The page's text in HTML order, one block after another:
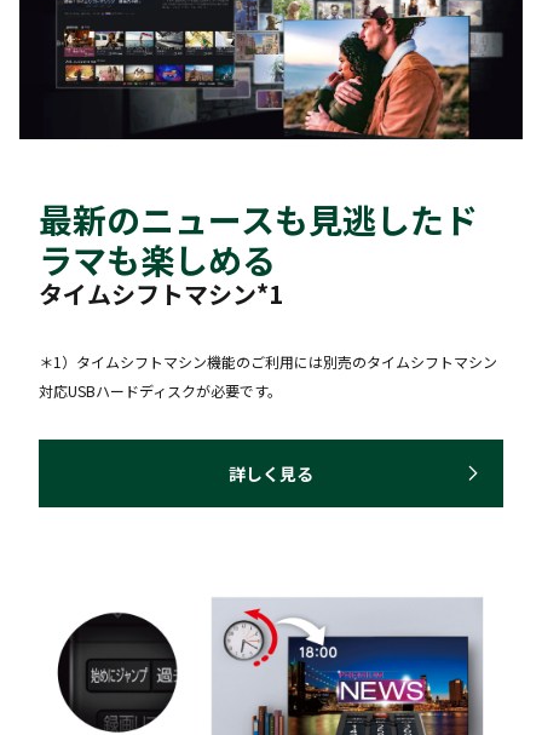
最新のニュースも見逃したド
ラマも楽しめる
タイムシフトマシン*1
＊1）タイムシフトマシン機能のご利用には別売のタイムシフトマシン
対応USBハードディスクが必要です。
詳しく見る